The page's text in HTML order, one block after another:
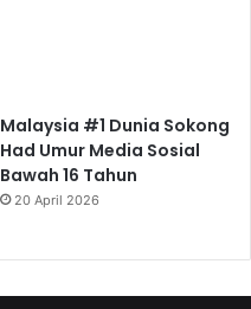
Malaysia #1 Dunia Sokong
Had Umur Media Sosial
Bawah 16 Tahun
20 April 2026